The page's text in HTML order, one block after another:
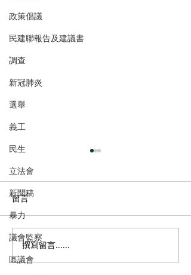
政策倡議
民建聯報告及建議書
調查
新冠肺炎
選舉
義工
民生
立法會
新聞稿
暴力
議會監察
區議會
民建聯呼籲選民登記並積
極履行選民權力
留言
撰寫留言......